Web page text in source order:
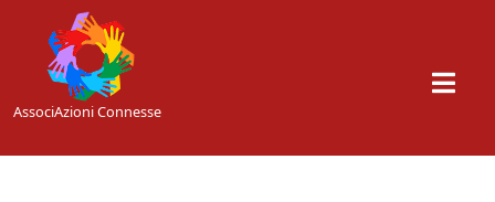
Skip to main content
AssociAzioni Connesse